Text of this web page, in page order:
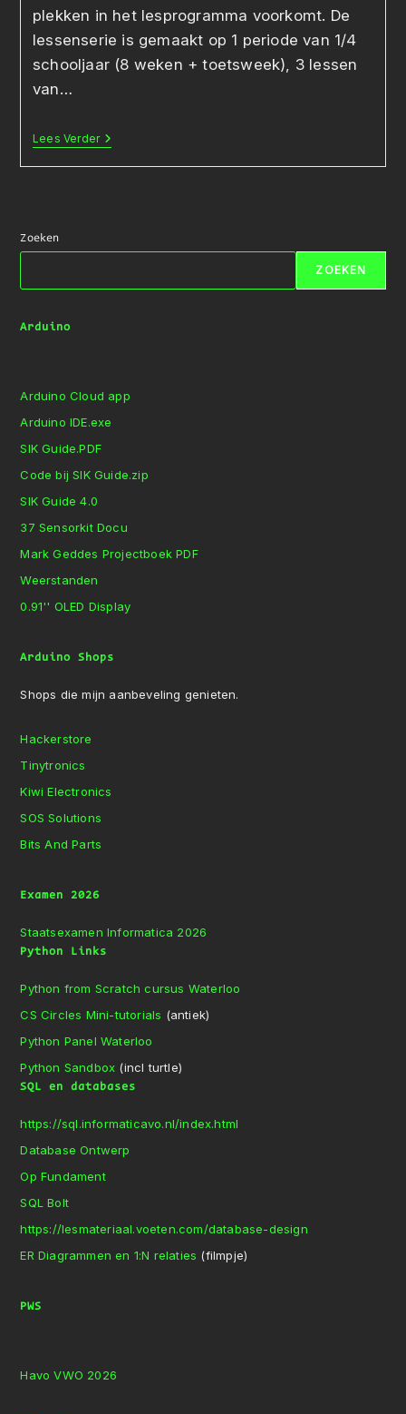
plekken in het lesprogramma voorkomt. De
lessenserie is gemaakt op 1 periode van 1/4
schooljaar (8 weken + toetsweek), 3 lessen
van…
Lees Verder
Lessenserie
Databases
Zoeken
ZOEKEN
Arduino
Arduino Cloud app
Arduino IDE.exe
SIK Guide.PDF
Code bij SIK Guide.zip
SIK Guide 4.0
37 Sensorkit Docu
Mark Geddes Projectboek PDF
Weerstanden
0.91'' OLED Display
Arduino Shops
Shops die mijn aanbeveling genieten.
Hackerstore
Tinytronics
Kiwi Electronics
SOS Solutions
Bits And Parts
Examen 2026
Staatsexamen Informatica 2026
Python Links
Python from Scratch cursus Waterloo
CS Circles Mini-tutorials (antiek)
Python Panel Waterloo
Python Sandbox (incl turtle)
SQL en databases
https://sql.informaticavo.nl/index.html
Database Ontwerp
Op Fundament
SQL Bolt
https://lesmateriaal.voeten.com/database-design
ER Diagrammen en 1:N relaties (filmpje)
PWS
Havo VWO 2026